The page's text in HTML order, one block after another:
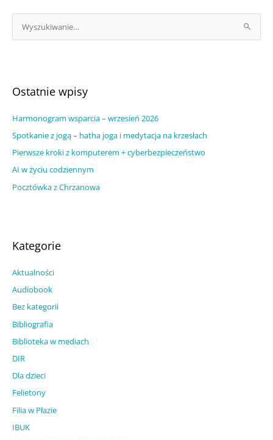
z
a
d
l
a
Ostatnie wpisy
Harmonogram wsparcia – wrzesień 2026
Spotkanie z jogą – hatha joga i medytacja na krzesłach
Pierwsze kroki z komputerem + cyberbezpieczeństwo
AI w życiu codziennym
Pocztówka z Chrzanowa
Kategorie
Aktualności
Audiobook
Bez kategorii
Bibliografia
Biblioteka w mediach
DIR
Dla dzieci
Felietony
Filia w Płazie
IBUK
u
p
i
s
ó